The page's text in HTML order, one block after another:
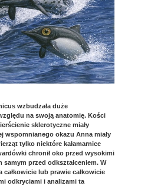
wzbudzała duże
na swoją anatomię. Kości
sklerotyczne miały
wspomnianego okazu Anna miały
tylko niektóre kałamarnice
chronił oko przed wysokimi
przed odkształceniem. W
całkowicie lub prawie całkowicie
odkryciami i analizami ta